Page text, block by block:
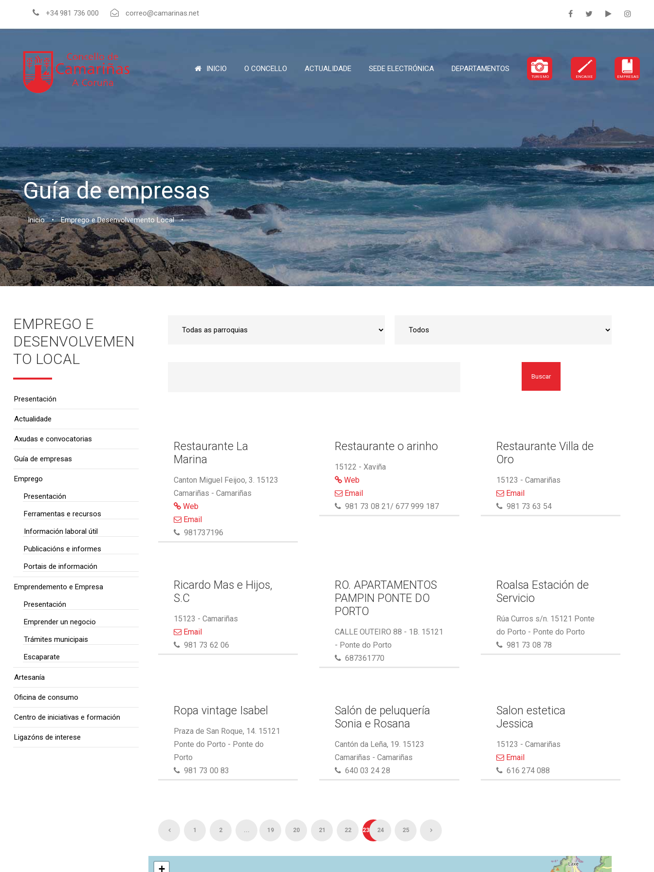
+34 981 736 000 correo@camarinas.net
INICIO O CONCELLO ACTUALIDADE SEDE ELECTRÓNICA DEPARTAMENTOS
TURISMO ENCAIXE EMPRESAS
Guía de empresas
Inicio • Emprego e Desenvolvemento Local •
Buscar
Restaurante La
Marina
Canton Miguel Feijoo, 3. 15123
Camariñas - Camariñas
Web
Email
981737196
Restaurante o arinho
15122 - Xaviña
Web
Email
981 73 08 21/ 677 999 187
Restaurante Villa de
Oro
15123 - Camariñas
Email
981 73 63 54
Ricardo Mas e Hijos,
S.C
15123 - Camariñas
Email
981 73 62 06
RO. APARTAMENTOS
PAMPIN PONTE DO
PORTO
CALLE OUTEIRO 88 - 1B. 15121
- Ponte do Porto
687361770
Roalsa Estación de
Servicio
Rúa Curros s/n. 15121 Ponte
do Porto - Ponte do Porto
981 73 08 78
Ropa vintage Isabel
Praza de San Roque, 14. 15121
Ponte do Porto - Ponte do
Porto
981 73 00 83
Salón de peluquería
Sonia e Rosana
Cantón da Leña, 19. 15123
Camariñas - Camariñas
640 03 24 28
Salon estetica
Jessica
15123 - Camariñas
Email
616 274 088
1 2 ... 19 20 21 22 23 24 25
+
EMPREGO E
DESENVOLVEMEN
TO LOCAL
Presentación
Actualidade
Axudas e convocatorias
Guía de empresas
Emprego
Presentación
Ferramentas e recursos
Información laboral útil
Publicacións e informes
Portais de información
Emprendemento e Empresa
Presentación
Emprender un negocio
Trámites municipais
Escaparate
Artesanía
Oficina de consumo
Centro de iniciativas e formación
Ligazóns de interese